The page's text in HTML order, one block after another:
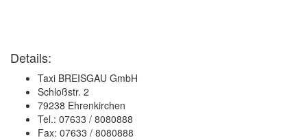
Details:
Taxi BREISGAU GmbH
Schloßstr. 2
79238 Ehrenkirchen
Tel.: 07633 / 8080888
Fax: 07633 / 8080888